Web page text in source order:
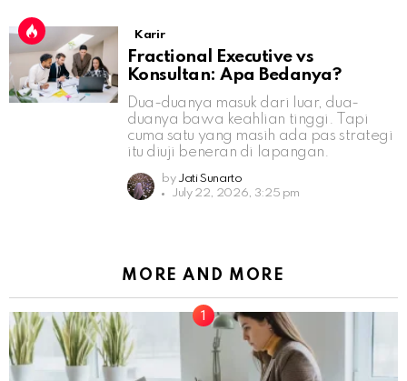
Karir
Fractional Executive vs
Konsultan: Apa Bedanya?
Dua-duanya masuk dari luar, dua-
duanya bawa keahlian tinggi. Tapi
cuma satu yang masih ada pas strategi
itu diuji beneran di lapangan.
by Jati Sunarto
July 22, 2026, 3:25 pm
MORE AND MORE